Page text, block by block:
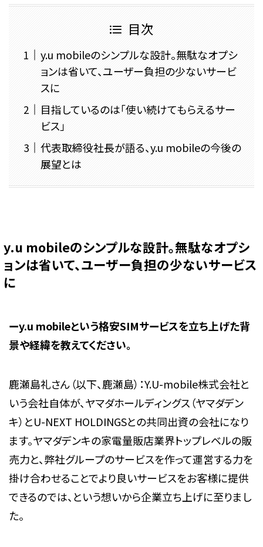
目次
y.u mobileのシンプルな設計。無駄なオプシ
ョンは省いて、ユーザー負担の少ないサービ
スに
目指しているのは「使い続けてもらえるサー
ビス」
代表取締役社長が語る、y.u mobileの今後の
展望とは
y.u mobileのシンプルな設計。無駄なオプシ
ョンは省いて、ユーザー負担の少ないサービス
に
ーy.u mobileという格安SIMサービスを立ち上げた背
景や経緯を教えてください。
鹿瀬島礼さん（以下、鹿瀬島）：Y.U-mobile株式会社と
いう会社自体が、ヤマダホールディングス（ヤマダデン
キ）とU-NEXT HOLDINGSとの共同出資の会社になり
ます。ヤマダデンキの家電量販店業界トップレベルの販
売力と、弊社グループのサービスを作って運営する力を
掛け合わせることでより良いサービスをお客様に提供
できるのでは、という想いから企業立ち上げに至りまし
た。